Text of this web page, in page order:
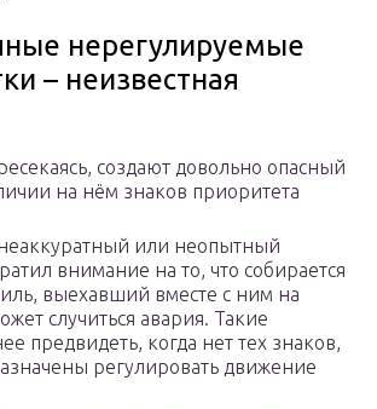
нерегулируемые
– неизвестная
создают довольно опасный
на нём знаков приоритета
неаккуратный или неопытный
внимание на то, что собирается
выехавший вместе с ним на
случиться авария. Такие
предвидеть, когда нет тех знаков,
регулировать движение